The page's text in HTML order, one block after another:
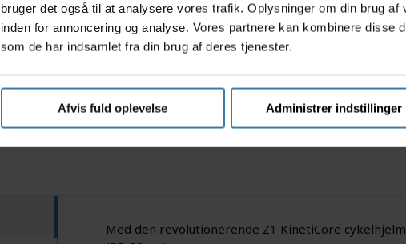
bruger det også til at analysere vores trafik. Oplysninger om din brug
inden for annoncering og analyse. Vores partnere kan kombinere disse
som de har indsamlet fra din brug af deres tjenester.
Afvis fuld oplevelse Administrer indstillinger
Med den revolutionerende Z1 KinetiCore